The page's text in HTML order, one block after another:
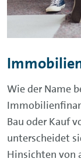
Wie der Name
Bau oder Kauf
unterscheidet
Hinsichten von